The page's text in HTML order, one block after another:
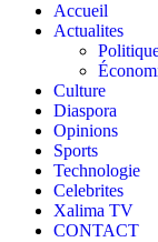
Accueil
Actualites
Culture
Diaspora
Opinions
Sports
Technologie
Celebrites
Xalima TV
CONTACT